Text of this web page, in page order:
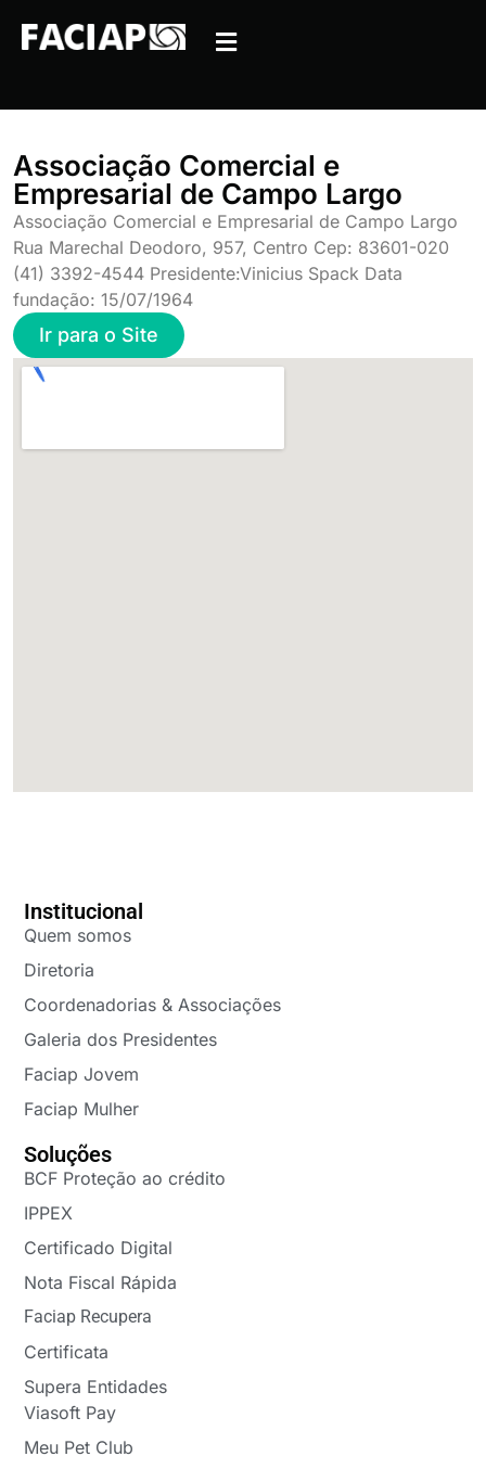
Associação Comercial e
Empresarial de Campo Largo
Associação Comercial e Empresarial de Campo Largo
Rua Marechal Deodoro, 957, Centro Cep: 83601-020
(41) 3392-4544 Presidente:Vinicius Spack Data
fundação: 15/07/1964
Ir para o Site
Institucional
Quem somos
Diretoria
Coordenadorias & Associações
Galeria dos Presidentes
Faciap Jovem
Faciap Mulher
Soluções
BCF Proteção ao crédito
IPPEX
Certificado Digital
Nota Fiscal Rápida
Faciap Recupera
Certificata
Supera Entidades
Viasoft Pay
Meu Pet Club